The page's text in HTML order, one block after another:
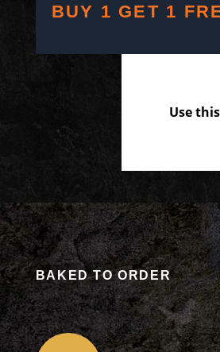
BUY 1 GET 1
Use
BAKED TO ORDER